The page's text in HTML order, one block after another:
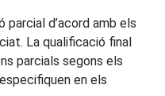
parcial d’acord amb els
La qualificació final
parcials segons els
en els